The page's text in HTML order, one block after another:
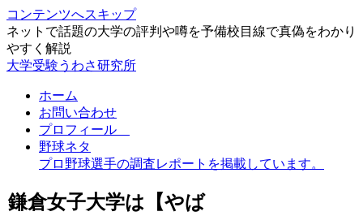
コンテンツへスキップ
ネットで話題の大学の評判や噂を予備校目線で真偽をわかり
やすく解説
大学受験うわさ研究所
ホーム
お問い合わせ
プロフィール
野球ネタ
プロ野球選手の調査レポートを掲載しています。
鎌倉女子大学は【やば